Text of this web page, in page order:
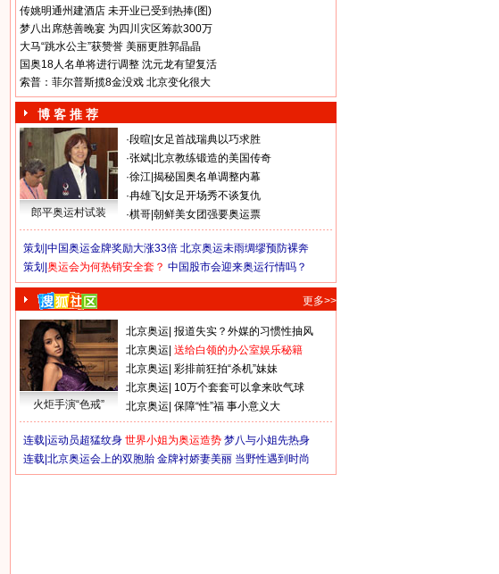
传姚明通州建酒店 未开业已受到热捧(图)
梦八出席慈善晚宴 为四川灾区筹款300万
大马“跳水公主”获赞誉 美丽更胜郭晶晶
国奥18人名单将进行调整 沈元龙有望复活
索普：菲尔普斯揽8金没戏 北京变化很大
博 客 推 荐
郎平奥运村试装
·段暄 女足首战瑞典以巧求胜
·张斌 北京教练锻造的美国传奇
·徐江 揭秘国奥名单调整内幕
·冉雄飞 女足开场秀不谈复仇
·棋哥 朝鲜美女团强要奥运票
策划| 中国奥运金牌奖励大涨33倍 北京奥运未雨绸缪预防裸奔
策划| 奥运会为何热销安全套？ 中国股市会迎来奥运行情吗？
更多>>
火炬手演“色戒”
北京奥运 报道失实？外媒的习惯性抽风
北京奥运 送给白领的办公室娱乐秘籍
北京奥运 彩排前狂拍“杀机”妹妹
北京奥运 10万个套套可以拿来吹气球
北京奥运 保障“性”福 事小意义大
连载| 运动员超猛纹身 世界小姐为奥运造势 梦八与小姐先热身
连载| 北京奥运会上的双胞胎 金牌衬娇妻美丽 当野性遇到时尚